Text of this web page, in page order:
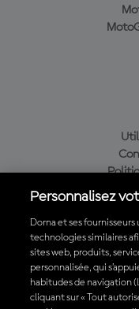
Personnalisez
Dorna et ses
technologies similaires
sites web, produits,
personnalisée, qui
habitudes de navigation
cliquant sur « Tout